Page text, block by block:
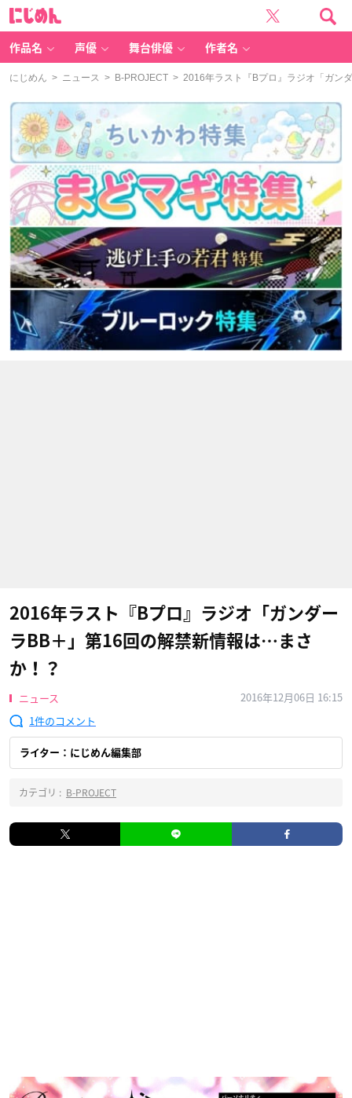
作品名 声優 舞台俳優 作者名
にじめん > ニュース > B-PROJECT > 2016年ラスト『Bプロ』ラジオ「ガン
2016年ラスト『Bプロ』ラジオ「ガンダー
ラBB＋」第16回の解禁新情報は…まさ
か！？
ニュース
2016年12月06日 16:15
1
ライター：にじめん編集部
カテゴリ : B-PROJECT